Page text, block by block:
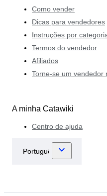
Como vender
Dicas para vendedores
Instruções por
Termos do vendedor
Afiliados
Torne-se um vendedor
A minha Catawiki
Centro de ajuda